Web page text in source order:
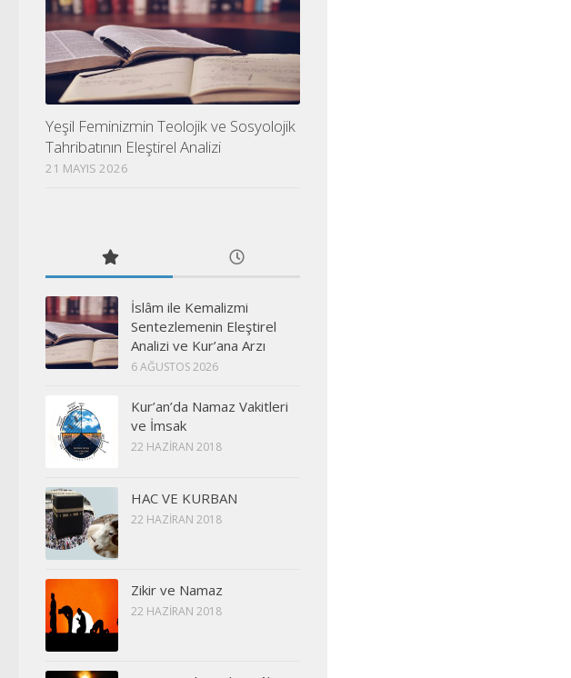
Yeşil Feminizmin Teolojik ve Sosyolojik
Tahribatının Eleştirel Analizi
21 MAYIS 2026
İslâm ile Kemalizmi
Sentezlemenin Eleştirel
Analizi ve Kur’ana Arzı
6 AĞUSTOS 2026
Kur’an’da Namaz Vakitleri
ve İmsak
22 HAZIRAN 2018
HAC VE KURBAN
22 HAZIRAN 2018
Zikir ve Namaz
22 HAZIRAN 2018